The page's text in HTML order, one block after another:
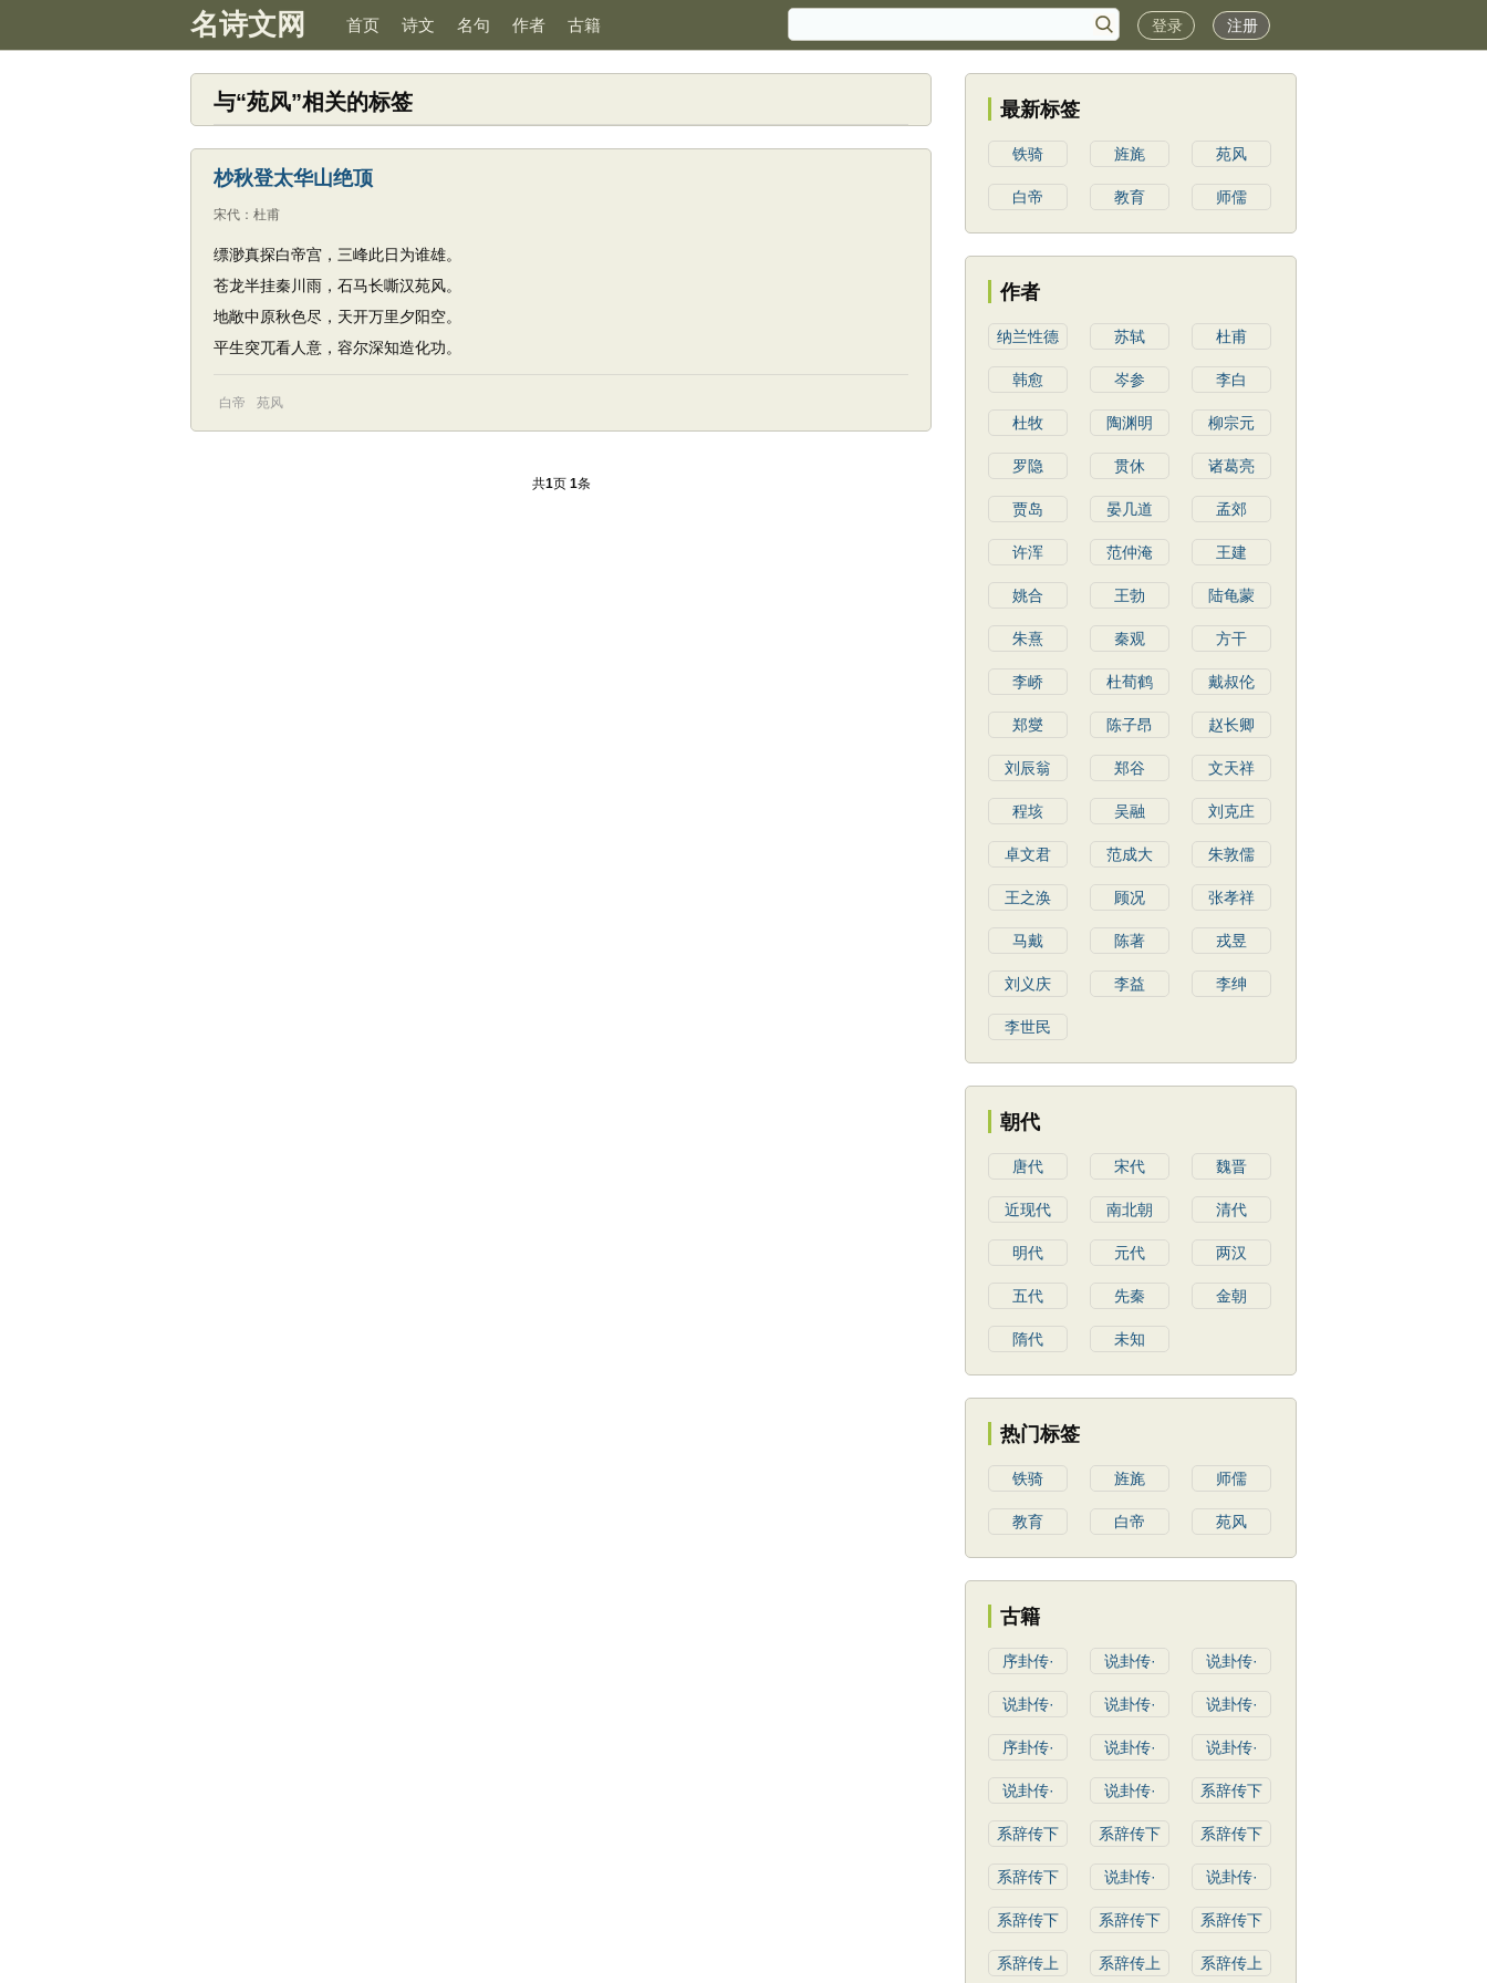
名诗文网 首页 诗文 名句 作者 古籍 登录 注册
与“苑风”相关的标签
杪秋登太华山绝顶
宋代 ： 杜甫
缥渺真探白帝宫，三峰此日为谁雄。
苍龙半挂秦川雨，石马长嘶汉苑风。
地敞中原秋色尽，天开万里夕阳空。
平生突兀看人意，容尔深知造化功。
白帝 苑风
共1页 1条
最新标签
铁骑 旌旄 苑风
白帝 教育 师儒
作者
纳兰性德 苏轼 杜甫
韩愈 岑参 李白
杜牧 陶渊明 柳宗元
罗隐 贯休 诸葛亮
贾岛 晏几道 孟郊
许浑 范仲淹 王建
姚合 王勃 陆龟蒙
朱熹 秦观 方干
李峤 杜荀鹤 戴叔伦
郑燮 陈子昂 赵长卿
刘辰翁 郑谷 文天祥
程垓 吴融 刘克庄
卓文君 范成大 朱敦儒
王之涣 顾况 张孝祥
马戴 陈著 戎昱
刘义庆 李益 李绅
李世民
朝代
唐代 宋代 魏晋
近现代 南北朝 清代
明代 元代 两汉
五代 先秦 金朝
隋代 未知
热门标签
铁骑 旌旄 师儒
教育 白帝 苑风
古籍
序卦传· 说卦传· 说卦传·
说卦传· 说卦传· 说卦传·
序卦传· 说卦传· 说卦传·
说卦传· 说卦传· 系辞传下
系辞传下 系辞传下 系辞传下
系辞传下 说卦传· 说卦传·
系辞传下 系辞传下 系辞传下
系辞传上 系辞传上 系辞传上